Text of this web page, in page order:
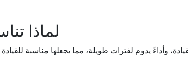
لماذا
وأداءً يدوم لفترات طويلة، مما يجعلها مناسبة